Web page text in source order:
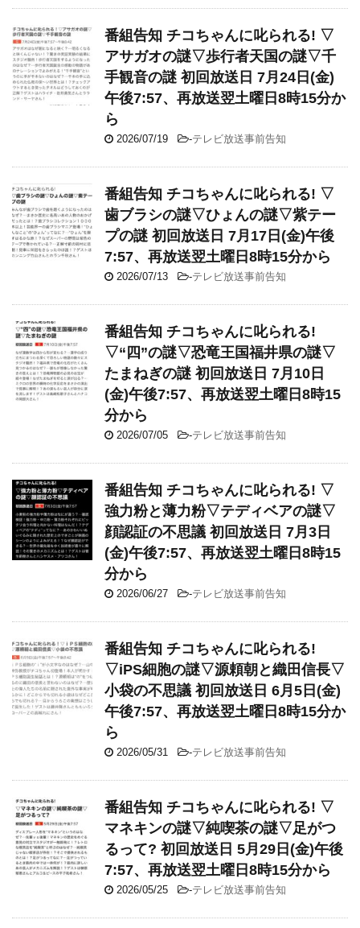
番組告知 チコちゃんに叱られる! ▽
アサガオの謎▽歩行者天国の謎▽千
手観音の謎 初回放送日 7月24日(金)
午後7:57、再放送翌土曜日8時15分か
ら
2026/07/19 -テレビ放送事前告知
番組告知 チコちゃんに叱られる! ▽
歯ブラシの謎▽ひょんの謎▽紫テー
プの謎 初回放送日 7月17日(金)午後
7:57、再放送翌土曜日8時15分から
2026/07/13 -テレビ放送事前告知
番組告知 チコちゃんに叱られる!
▽“四”の謎▽恐竜王国福井県の謎▽
たまねぎの謎 初回放送日 7月10日
(金)午後7:57、再放送翌土曜日8時15
分から
2026/07/05 -テレビ放送事前告知
番組告知 チコちゃんに叱られる! ▽
強力粉と薄力粉▽テディベアの謎▽
顔認証の不思議 初回放送日 7月3日
(金)午後7:57、再放送翌土曜日8時15
分から
2026/06/27 -テレビ放送事前告知
番組告知 チコちゃんに叱られる!
▽iPS細胞の謎▽源頼朝と織田信長▽
小袋の不思議 初回放送日 6月5日(金)
午後7:57、再放送翌土曜日8時15分か
ら
2026/05/31 -テレビ放送事前告知
番組告知 チコちゃんに叱られる! ▽
マネキンの謎▽純喫茶の謎▽足がつ
るって? 初回放送日 5月29日(金)午後
7:57、再放送翌土曜日8時15分から
2026/05/25 -テレビ放送事前告知